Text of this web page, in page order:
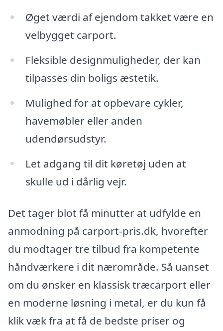
Øget værdi af ejendom takket være en
velbygget carport.
Fleksible designmuligheder, der kan
tilpasses din boligs æstetik.
Mulighed for at opbevare cykler,
havemøbler eller anden
udendørsudstyr.
Let adgang til dit køretøj uden at
skulle ud i dårlig vejr.
Det tager blot få minutter at udfylde en
anmodning på carport-pris.dk, hvorefter
du modtager tre tilbud fra kompetente
håndværkere i dit nærområde. Så uanset
om du ønsker en klassisk træcarport eller
en moderne løsning i metal, er du kun få
klik væk fra at få de bedste priser og